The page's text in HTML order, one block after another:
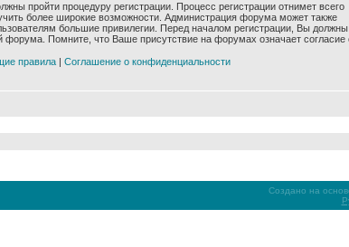
пройти процедуру регистрации. Процесс регистрации отнимет всего
более широкие возможности. Администрация форума может также
большие привилегии. Перед началом регистрации, Вы должны
форума. Помните, что Ваше присутствие на форумах означает согласие
правила| Соглашение о конфиденциальности
Создано на